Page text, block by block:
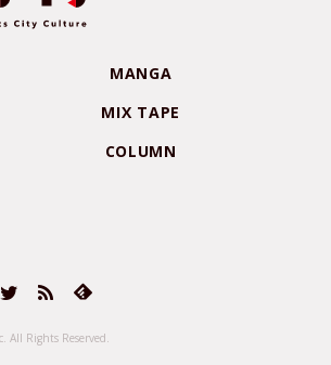
MANGA
MIX TAPE
COLUMN
All Rights Reserved.